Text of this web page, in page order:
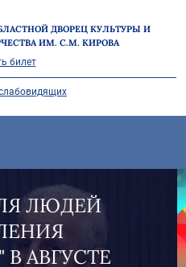
ДВОРЕЦ КУЛЬТУРЫ И
ИМ. С.М. КИРОВА
билет
В САМОМ